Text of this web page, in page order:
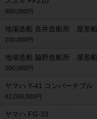
900,000円
地場造船 長井造船所 屋形船
200,000円
地場造船 脇野造船所 屋形船
500,000円
ヤマハ Y-41 コンバーチブル
42,000,000円
ヤマハ FG-33